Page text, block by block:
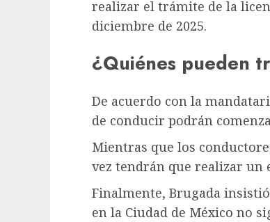
realizar el trámite de la
diciembre de 2025.
¿Quiénes pueden
De acuerdo con la
de conducir podrán
Mientras que los
vez tendrán que realizar un
Finalmente, Brugada
en la Ciudad de México no